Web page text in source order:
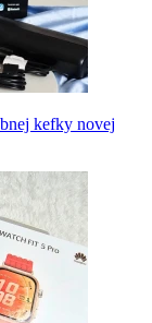
kefky novej